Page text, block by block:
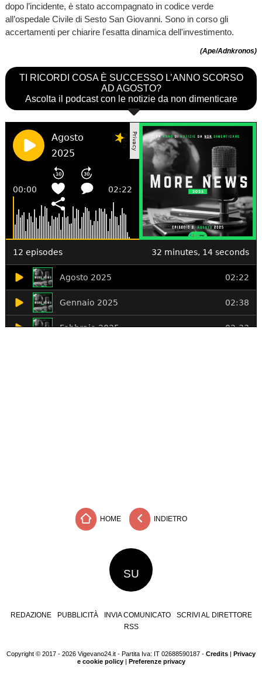
dopo l’incidente, è stato accompagnato in codice verde
all’ospedale Civile di Sesto San Giovanni. Sono in corso gli
accertamenti per chiarire l'esatta dinamica dell'investimento.
(Ape/Adnkronos)
TI RICORDI COSA È SUCCESSO L’ANNO SCORSO
AD AGOSTO?
Ascolta il podcast con le notizie da non dimenticare
HOME INDIETRO
SU
REDAZIONE PUBBLICITÀ INVIA COMUNICATO
SCRIVI AL DIRETTORE
RSS
Copyright © 2017 - 2026 Vigevano24.it - Partita Iva: IT 02688590187 - Credits | Privacy
e cookie policy| Preferenze privacy